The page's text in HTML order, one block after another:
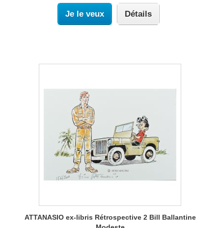
Je le veux Détails
ATTANASIO ex-libris Rétrospective 2 Bill Ballantine